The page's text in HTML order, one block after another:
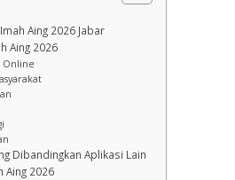
Aing 2026 Jabar
Aing 2026
Online
Dibandingkan Aplikasi Lain
Aing 2026